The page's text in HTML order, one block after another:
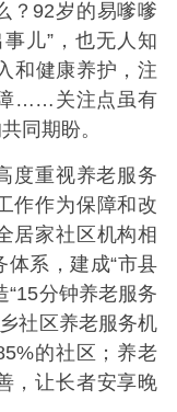
？92岁的易嗲嗲
儿”，也无人知
和健康养护，注
……关注点虽有
同期盼。
度重视养老服务
作作为保障和改
居家社区机构相
系，建成“市县
“15分钟养老服务
社区养老服务机
的社区；养老
，让长者安享晚